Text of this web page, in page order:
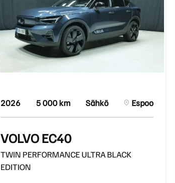
2026 5 000 km Sähkö Espoo
VOLVO EC40
TWIN PERFORMANCE ULTRA BLACK
EDITION